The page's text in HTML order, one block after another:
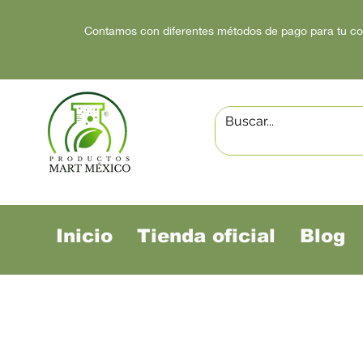
Contamos con diferentes métodos de pago para tu
Inicio Tienda oficial Blog